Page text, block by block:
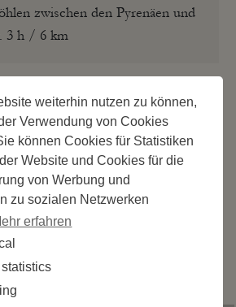
weiterhin nutzen zu können,
Verwendung von Cookies
können Cookies für Statistiken
Website und Cookies für die
von Werbung und
zu sozialen Netzwerken
erfahren
zwischen den Pyrenäen und
3 h / 6 km
| SIRET: 539 925 636 00026 - Classement 5
001852-004 du 28 mai 2026 – 244 Stellplätze
par
Cédric Postel Webmaster